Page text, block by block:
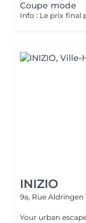
Coupe mode
INIZIO
9a, Rue Aldringen
Your urban